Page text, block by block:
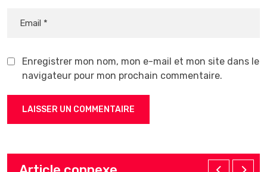
Enregistrer mon nom, mon e-mail et mon site dans le
navigateur pour mon prochain commentaire.